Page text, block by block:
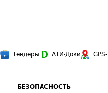
Тендеры АТИ-Доки
БЕЗОПАСНОСТЬ